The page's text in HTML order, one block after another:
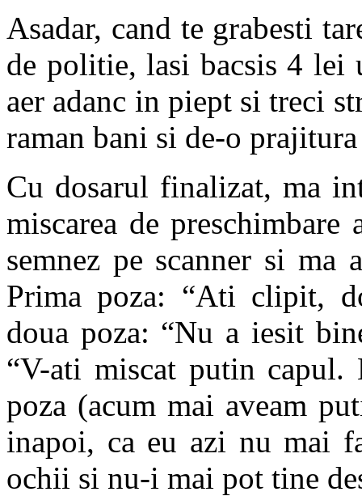
Asadar, cand te grabesti
de politie, lasi bacsis 4 lei
aer adanc in piept si treci
raman bani si de-o
Cu dosarul finalizat, ma
miscarea de
semnez pe scanner si ma
Prima poza: “Ati clipit,
doua poza: “Nu a iesit
“V-ati miscat putin
poza (acum mai aveam
inapoi, ca eu azi nu mai
ochii si nu-i mai pot tine